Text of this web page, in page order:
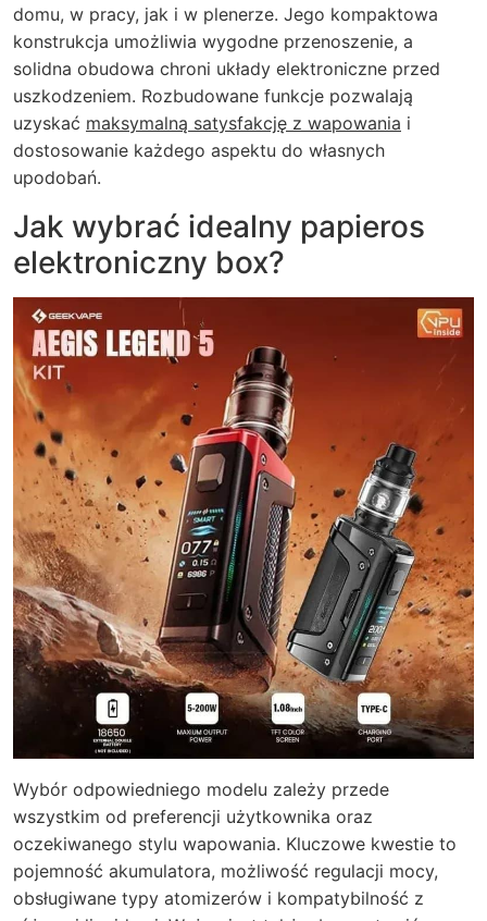
domu, w pracy, jak i w plenerze. Jego kompaktowa
konstrukcja umożliwia wygodne przenoszenie, a
solidna obudowa chroni układy elektroniczne przed
uszkodzeniem. Rozbudowane funkcje pozwalają
uzyskać maksymalną satysfakcję z wapowania i
dostosowanie każdego aspektu do własnych
upodobań.
Jak wybrać idealny papieros
elektroniczny box?
Wybór odpowiedniego modelu zależy przede
wszystkim od preferencji użytkownika oraz
oczekiwanego stylu wapowania. Kluczowe kwestie to
pojemność akumulatora, możliwość regulacji mocy,
obsługiwane typy atomizerów i kompatybilność z